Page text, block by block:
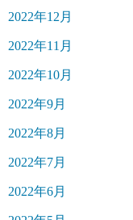
2022年12月
2022年11月
2022年10月
2022年9月
2022年8月
2022年7月
2022年6月